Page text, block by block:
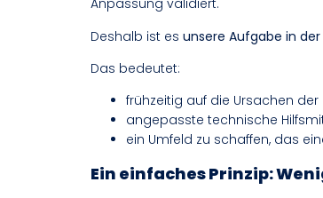
Anpassung validiert.
Deshalb ist es unsere Aufgabe in
Das bedeutet:
frühzeitig auf die Ursachen der
angepasste technische
ein Umfeld zu schaffen, das
Ein einfaches Prinzip: